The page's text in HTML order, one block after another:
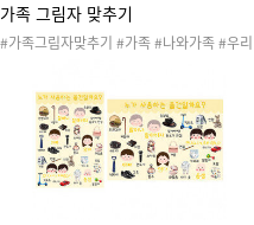
가족 그림자 맞추기
#가족그림자맞추기 #가족 #나와가족 #우리
마 #아빠 #할머니 #할아버지 #언니 #오빠 #
누나 #형 #나 #동생 #아기 #20260504가족
2 #가족역할